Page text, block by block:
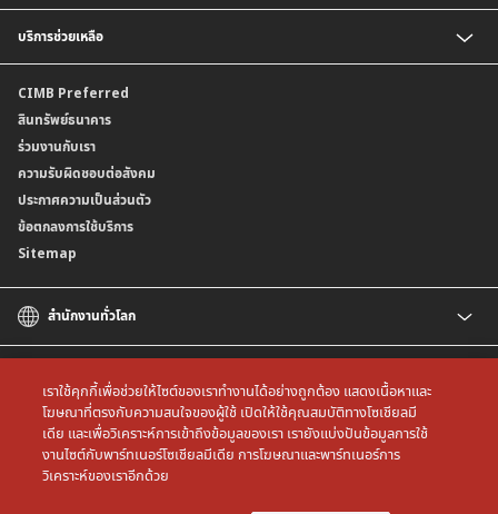
เงินฝากเงินตราต่างประเทศ
เงินฝากสกุลมาเลเซียริงกิต
บัญชีเงินฝาก CIMB Biz US Dollar
พร้อมเพย์นิติบุคคล
บริการช่วยเหลือ
สาขาธนาคาร
ข้อมูลคุณภาพการให้บริการ
CIMB Preferred
สินทรัพย์ธนาคาร
ร่วมงานกับเรา
ความรับผิดชอบต่อสังคม
ประกาศความเป็นส่วนตัว
ข้อตกลงการใช้บริการ
Sitemap
สำนักงานทั่วโลก
CIMB Islamic
CIMB Bank (MY)
CIMB Bank (SG)
CIMB Bank (KH)
CIMB Niaga
All rights reserved. Copyright © 2026 CIMB THAI Bank
เราใช้คุกกี้เพื่อช่วยให้ไซต์ของเราทำงานได้อย่างถูกต้อง แสดงเนื้อหาและ
โฆษณาที่ตรงกับความสนใจของผู้ใช้ เปิดให้ใช้คุณสมบัติทางโซเชียลมี
เดีย และเพื่อวิเคราะห์การเข้าถึงข้อมูลของเรา เรายังแบ่งปันข้อมูลการใช้
งานไซต์กับพาร์ทเนอร์โซเชียลมีเดีย การโฆษณาและพาร์ทเนอร์การ
วิเคราะห์ของเราอีกด้วย